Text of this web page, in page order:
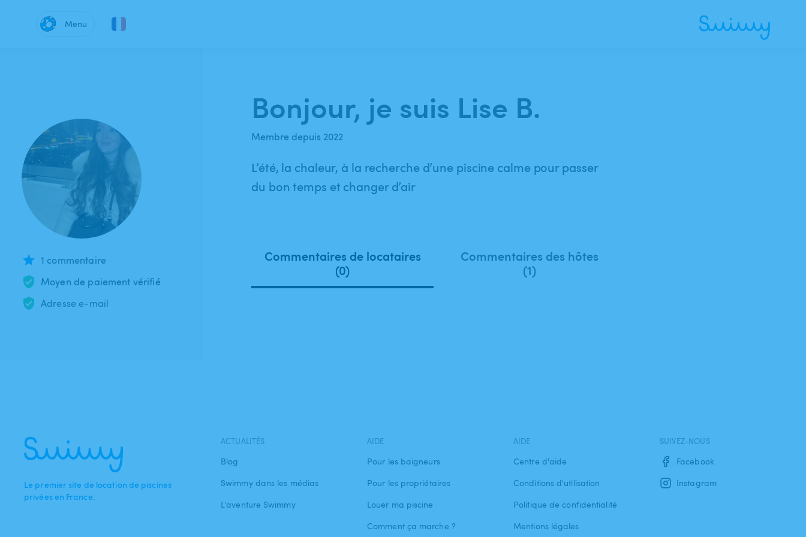
Menu
1 commentaire
Moyen de paiement vérifié
Adresse e-mail
Bonjour, je suis Lise B.
Membre depuis 2022
L’été, la chaleur, à la recherche d’une piscine calme pour passer
du bon temps et changer d’air
Commentaires de locataires
(0)
Commentaires des hôtes
(1)
Le premier site de location de piscines
privées en France.
ACTUALITÉS
Blog
Swimmy dans les médias
L'aventure Swimmy
AIDE
Pour les baigneurs
Pour les propriétaires
Louer ma piscine
Comment ça marche ?
AIDE
Centre d'aide
Conditions d'utilisation
Politique de confidentialité
Mentions légales
SUIVEZ-NOUS
Facebook
Instagram